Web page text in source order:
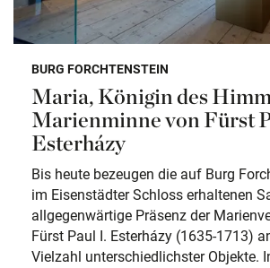
BURG FORCHTENSTEIN
Maria, Königin des
Marienminne von Fürst
Esterházy
Bis heute bezeugen die auf Burg
im Eisenstädter Schloss erhaltenen
allgegenwärtige Präsenz der
Fürst Paul I. Esterházy (1635-1713)
Vielzahl unterschiedlichster Objekte.